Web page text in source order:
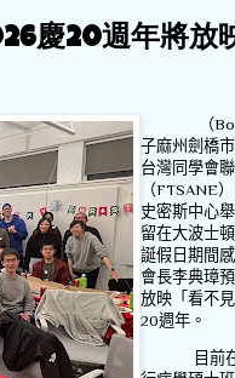
慶20週年將放
（
子麻州劍橋
台灣同學會
（FTSANE
史密斯中心
留在大波士
誕假日期間
會長李典璋
放映「看不
20週年。
目前